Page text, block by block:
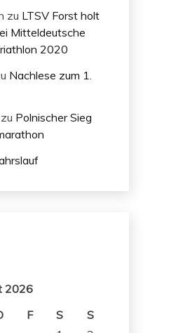
zu LTSV Forst holt
Mitteldeutsche
2020
Nachlese zum 1.
Polnischer Sieg
2026
F S
S